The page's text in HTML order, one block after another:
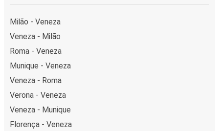
Milão - Veneza
Veneza - Milão
Roma - Veneza
Munique - Veneza
Veneza - Roma
Verona - Veneza
Veneza - Munique
Florença - Veneza